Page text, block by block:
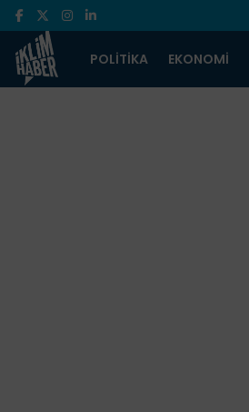
POLITIKA EKONOMI